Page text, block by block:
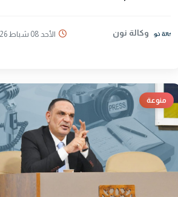
وكالة نون الأحد 08 شباط 2026
منوعة